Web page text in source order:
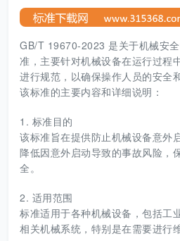
GB/T 19670-2023 是关于机械安
准，主要针对机械设备在运行过程
进行规范，以确保操作人员的安全
该标准的主要内容和详细说明：
1. 标准目的
该标准旨在提供防止机械设备意外
降低因意外启动导致的事故风险，
全。
2. 适用范围
标准适用于各种机械设备，包括工
相关机械系统，特别是在需要进行